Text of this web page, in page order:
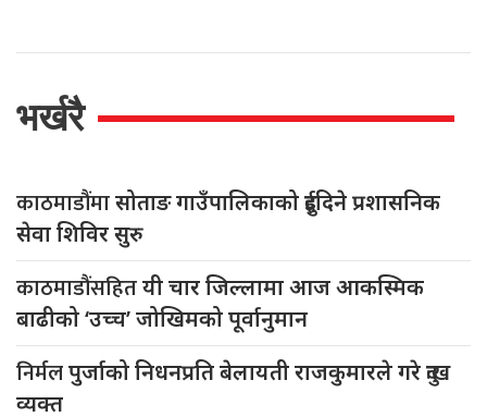
भर्खरै
काठमाडौंमासोताङ गाउँपालिकाको दुईदिने प्रशासनिक
सेवा शिविर सुरु
काठमाडौंसहितयी चार जिल्लामा आज आकस्मिक
बाढीको ‘उच्च’ जोखिमको पूर्वानुमान
निर्मलपुर्जाको निधनप्रति बेलायती राजकुमारले गरे दुःख
व्यक्त